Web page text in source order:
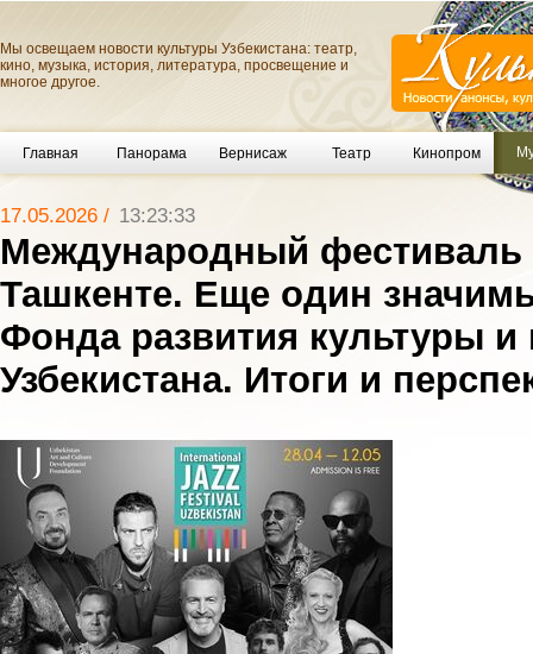
Мы освещаем новости культуры Узбекистана: театр,
кино, музыка, история, литература, просвещение и
многое другое.
Главная Панорама Вернисаж Театр Кинопром
17.05.2026 / 13:23:33
Международный фестиваль
Ташкенте. Еще один
Фонда развития культуры и
Узбекистана. Итоги и